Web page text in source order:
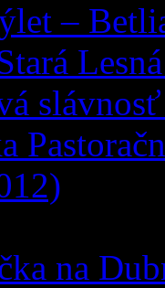
–
na